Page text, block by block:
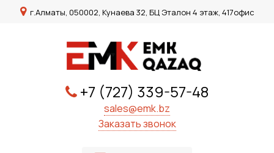
г.Алматы, 050002, Кунаева 32, БЦ Эталон 4 этаж, 417офис
+7 (727) 339-57-48
sales@emk.bz
Заказать звонок